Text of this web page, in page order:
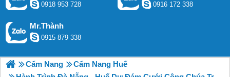
0918 953 728 0916 172 338
Mr.Thành
0915 879 338
Cẩm Nang
Cẩm Nang Huế